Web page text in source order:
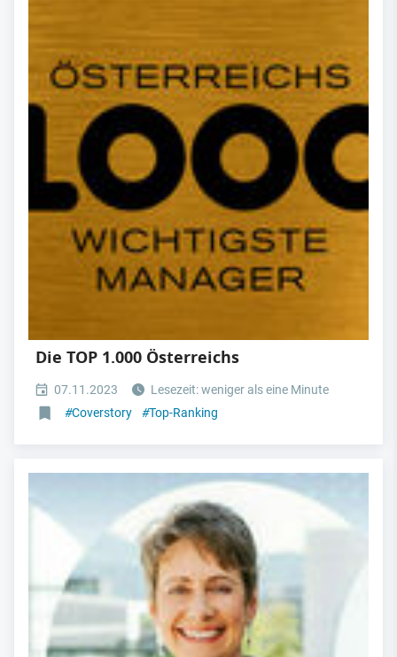
Die TOP 1.000 Österreichs
07.11.2023
Lesezeit: weniger als eine Minute
#Coverstory #Top-Ranking